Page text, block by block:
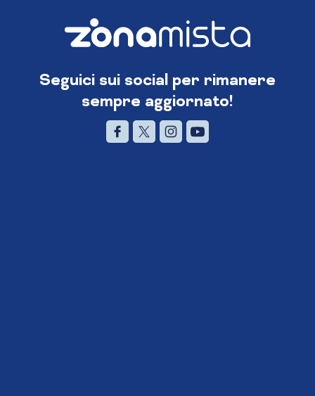
Seguici sui social per rimanere
sempre aggiornato!